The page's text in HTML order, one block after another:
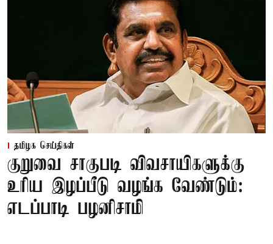
தமிழக செய்திகள்
குறுவை சாகுபடி விவசாயிகளுக்கு
உரிய இழப்பீடு வழங்க வேண்டும்:
எடப்பாடி பழனிசாமி